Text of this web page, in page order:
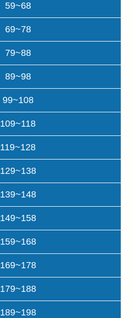
59~68
69~78
79~88
89~98
99~108
109~118
119~128
129~138
139~148
149~158
159~168
169~178
179~188
189~198